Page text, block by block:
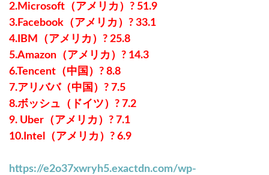
2.Microsoft（アメリカ）? 51.9
3.Facebook（アメリカ）? 33.1
4.IBM（アメリカ）? 25.8
5.Amazon（アメリカ）? 14.3
6.Tencent（中国）? 8.8
7.アリババ（中国）? 7.5
8.ボッシュ（ドイツ）? 7.2
9. Uber（アメリカ）? 7.1
10.Intel（アメリカ）? 6.9
https://e2o37xwryh5.exactdn.com/wp-